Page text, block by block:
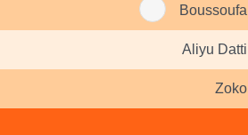
Boussoufa
Aliyu Datti
Zoko